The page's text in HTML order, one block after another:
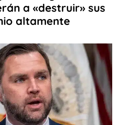
a «destruir» sus
altamente